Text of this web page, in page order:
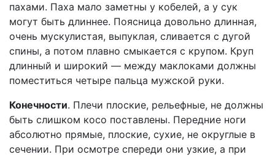
пахами. Паха мало заметны у кобелей, а у сук
могут быть длиннее. Поясница довольно длинная,
очень мускулистая, выпуклая, сливается с дугой
спины, а потом плавно смыкается с крупом. Круп
длинный и широкий — между маклоками должны
поместиться четыре пальца мужской руки.
Конечности. Плечи плоские, рельефные, не должны
быть слишком косо поставлены. Передние ноги
абсолютно прямые, плоские, сухие, не округлые в
сечении. При осмотре спереди они узкие, а при